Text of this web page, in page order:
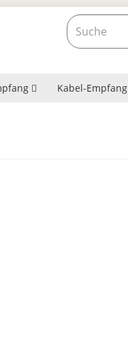
Kabel-Empfang